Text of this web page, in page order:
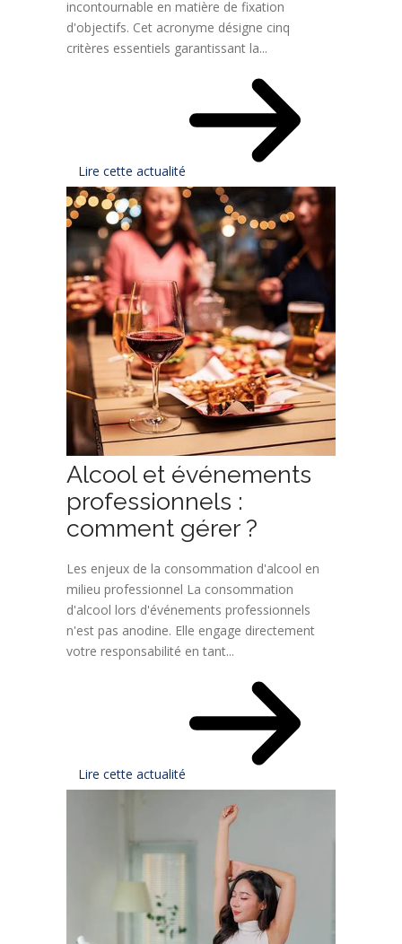
incontournable en matière de fixation
d'objectifs. Cet acronyme désigne cinq
critères essentiels garantissant la...
Lire cette actualité
Alcool et événements
professionnels :
comment gérer ?
Les enjeux de la consommation d'alcool en
milieu professionnel La consommation
d'alcool lors d'événements professionnels
n'est pas anodine. Elle engage directement
votre responsabilité en tant...
Lire cette actualité